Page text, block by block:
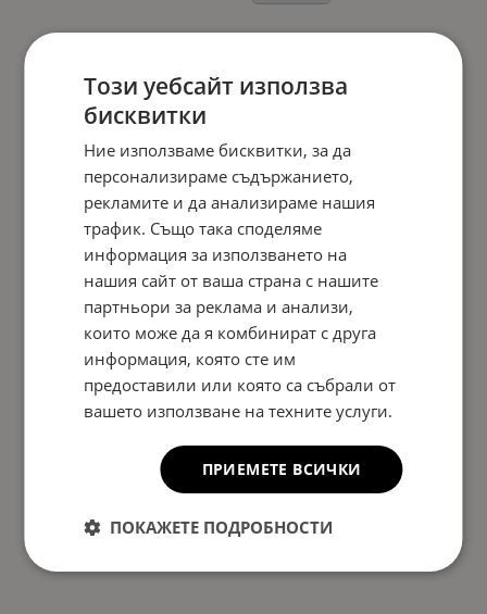
Този уебсайт използва
бисквитки
Ние използваме бисквитки, за да
персонализираме съдържанието,
рекламите и да анализираме нашия
трафик. Също така споделяме
информация за използването на
нашия сайт от ваша страна с нашите
партньори за реклама и анализи,
които може да я комбинират с друга
информация, която сте им
предоставили или която са събрали от
вашето използване на техните услуги.
ПРИЕМЕТЕ ВСИЧКИ
ПОКАЖЕТЕ ПОДРОБНОСТИ